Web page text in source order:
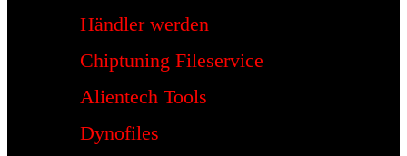
Händler werden
Chiptuning Fileservice
Alientech Tools
Dynofiles